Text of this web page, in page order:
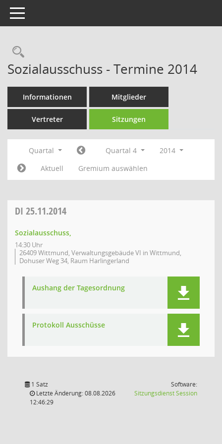
Toggle navigation
Rechercheauswahl
Sozialausschuss - Termine 2014
Informationen Mitglieder
Vertreter Sitzungen
Quartal Quartal 4
2014
Aktuell
Gremium auswählen
DI 25.11.2014
Sozialausschuss,
14:30 Uhr
26409 Wittmund, Verwaltungsgebäude VI in Wittmund,
Dohuser Weg 34, Raum Harlingerland
Aushang der Tagesordnung
Protokoll Ausschüsse
1 Satz
Letzte Änderung: 08.08.2026
12:46:29
Software:
SitzungsdienstSession(Wird in